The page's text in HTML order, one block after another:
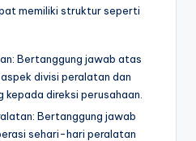
memiliki struktur seperti
Bertanggung jawab atas
divisi peralatan dan
kepada direksi perusahaan.
Bertanggung jawab
sehari-hari peralatan